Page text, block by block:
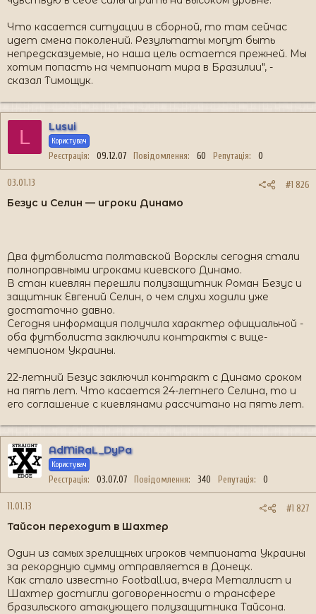
Что касается ситуации в сборной, то там сейчас
идет смена поколений. Результаты могут быть
непредсказуемые, но наша цель остается прежней. Мы
хотим попасть на чемпионат мира в Бразилии", -
сказал Тимощук.
L Lusui
Користувач
Реєстрація 09.12.07 Повідомлення 60 Репутація 0
03.01.13 #1 826
Безус и Селин — игроки Динамо
Два футболиста полтавской Ворсклы сегодня стали
полноправными игроками киевского Динамо.
В стан киевлян перешли полузащитник Роман Безус и
защитник Евгений Селин, о чем слухи ходили уже
достаточно давно.
Сегодня информация получила характер официальной -
оба футболиста заключили контракты с вице-
чемпионом Украины.
22-летний Безус заключил контракт с Динамо сроком
на пять лет. Что касается 24-летнего Селина, то и
его соглашение с киевлянами рассчитано на пять лет.
AdMiRaL_DyPa
Користувач
Реєстрація 03.07.07 Повідомлення 340 Репутація 0
11.01.13 #1 827
Тайсон переходит в Шахтер
Один из самых зрелищных игроков чемпионата Украины
за рекордную сумму отправляется в Донецк.
Как стало известно Football.ua, вчера Металлист и
Шахтер достигли договоренности о трансфере
бразильского атакующего полузащитника Тайсона.